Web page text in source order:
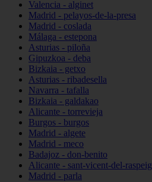
Valencia - alginet
Madrid - pelayos-de-la-presa
Madrid - coslada
Málaga - estepona
Asturias - piloña
Gipuzkoa - deba
Bizkaia - getxo
Asturias - ribadesella
Navarra - tafalla
Bizkaia - galdakao
Alicante - torrevieja
Burgos - burgos
Madrid - algete
Madrid - meco
Badajoz - don-benito
Alicante - sant-vicent-del-raspeig
Madrid - parla